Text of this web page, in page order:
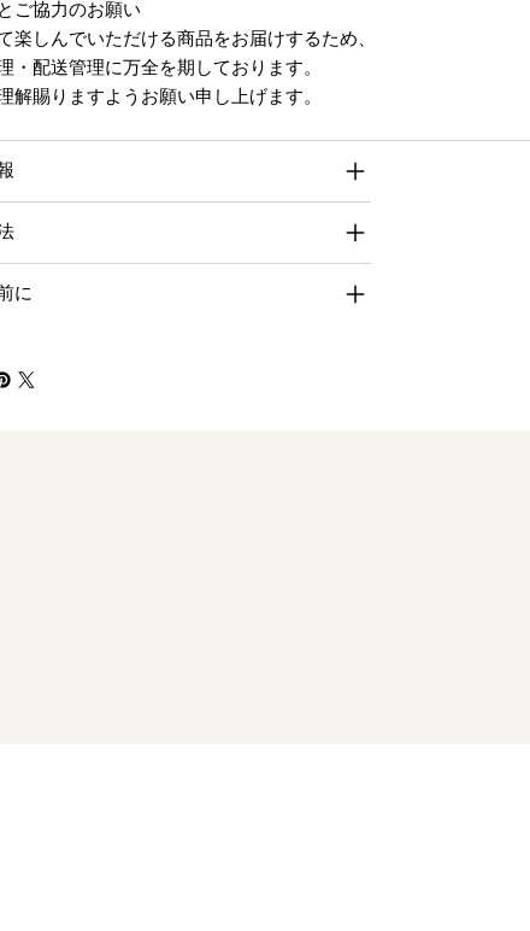
ご協力のお願い
楽しんでいただける商品をお届けするため、
・配送管理に万全を期しております。
解賜りますようお願い申し上げます。
に